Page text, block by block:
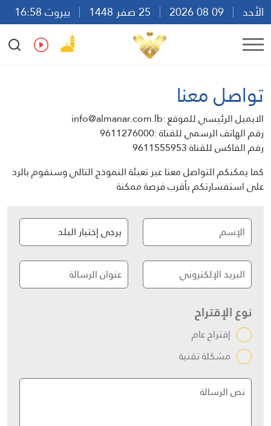
الأحد
بيروت 16:58
Ar
En Fr Es
تواصل معنا
الايميل الرئيسي للموقع :info@almanar.com.lb
رقم الهاتف الرسمي للقناة :9611276000
رقم الفاكس للقناة 9611555953
كما يمكنكم التواصل معنا عبر تعبئة النموذج التالي وسنقوم بالرد
على استفسارتكم بأقرب فرصة ممكنة
نوع الإقتراح
إقتراح عام
مشكلة تقنية